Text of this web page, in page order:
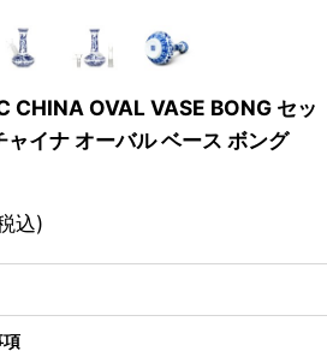
CHINA OVAL VASE BONG セッ
イナ オーバル ベース ボング
込)
項